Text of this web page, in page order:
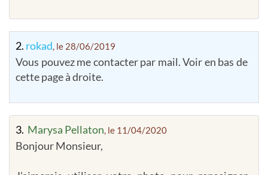
2. rokad, le 28/06/2019
Vous pouvez me contacter par mail. Voir en bas de
cette page à droite.
3. Marysa Pellaton, le 11/04/2020
Bonjour Monsieur,